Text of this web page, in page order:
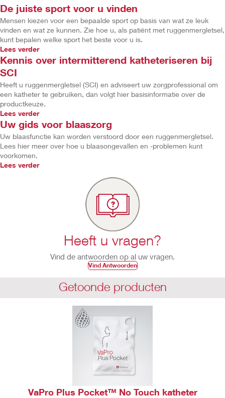
De juiste sport voor u vinden
Mensen kiezen voor een bepaalde sport op basis van wat ze leuk
vinden en wat ze kunnen. Zie hoe u, als patiënt met ruggenmergletsel,
kunt bepalen welke sport het beste voor u is.
Lees verder
Kennis over intermitterend katheteriseren bij
SCI
Heeft u ruggenmergletsel (SCI) en adviseert uw zorgprofessional om
een katheter te gebruiken, dan volgt hier basisinformatie over de
productkeuze.
Lees verder
Uw gids voor blaaszorg
Uw blaasfunctie kan worden verstoord door een ruggenmergletsel.
Lees hier meer over hoe u blaasongevallen en -problemen kunt
voorkomen.
Lees verder
Heeft u vragen?
Vind de antwoorden op al uw vragen.
Vind Antwoorden
Getoonde producten
VaPro Plus Pocket™ No Touch katheter